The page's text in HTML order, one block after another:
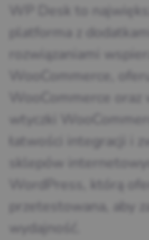
WP Desk to
platforma z
rozwiązaniami
WooCommerce,
WooCommerce
wtyczki
łatwości integracji i
sklepów
WordPress, którą
przetestowana, aby
wydajność.